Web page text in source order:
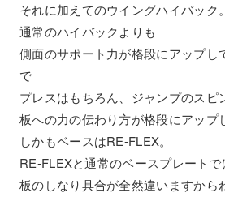
それに加えてのウイングハイバック。
通常のハイバックよりも
側面のサポート力が格段にアップし
で
プレスはもちろん、ジャンプのスピ
板への力の伝わり方が格段にアップ
しかもベースはRE-FLEX。
RE-FLEXと通常のベースプレートで
板のしなり具合が全然違いますから